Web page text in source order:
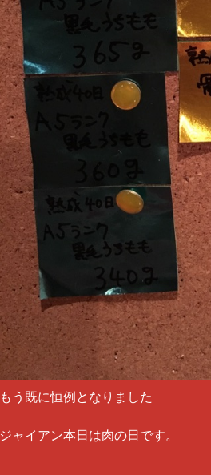
もう既に恒例となりました
ジャイアン本日は肉の日です。